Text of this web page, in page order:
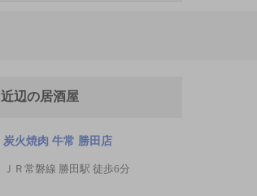
近辺の居酒屋
炭火焼肉 牛常 勝田店
ＪＲ常磐線 勝田駅 徒歩6分